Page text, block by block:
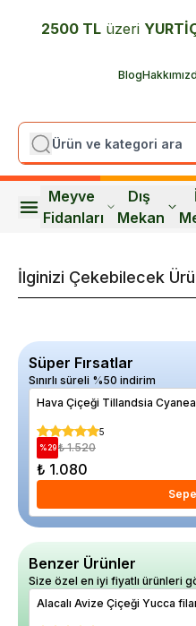
2500 TL üzeri
Blog
Meyve
Fidanları
Dış
Mekan
İlginizi Çekebilecek
Süper Fırsatlar
Sınırlı süreli %50 indirim
Hava Çiçeği Tillandsia Cyanea
5
%29 ₺ 1.520
₺ 1.080
Benzer Ürünler
Size özel en iyi fiyatlı ürünleri
Alacalı Avize Çiçeği Yucca